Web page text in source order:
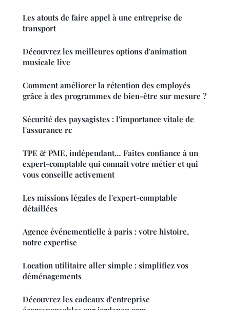
Les atouts de faire appel à une entreprise de
transport
Découvrez les meilleures options d'animation
musicale live
Comment améliorer la rétention des employés
grâce à des programmes de bien-être sur mesure ?
Sécurité des paysagistes : l'importance vitale de
l'assurance rc
TPE & PME, indépendant… Faites confiance à un
expert-comptable qui connaît votre métier et qui
vous conseille activement
Les missions légales de l'expert-comptable
détaillées
Agence événementielle à paris : votre histoire,
notre expertise
Location utilitaire aller simple : simplifiez vos
déménagements
Découvrez les cadeaux d'entreprise